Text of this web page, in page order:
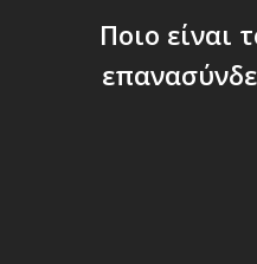
Ποιο είναι